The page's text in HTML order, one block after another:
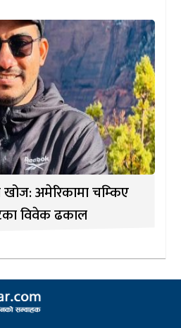
खोज: अमेरिकामा चम्किए
विवेक ढकाल